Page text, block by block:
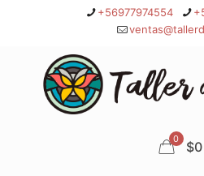
+56977974554
0 $0